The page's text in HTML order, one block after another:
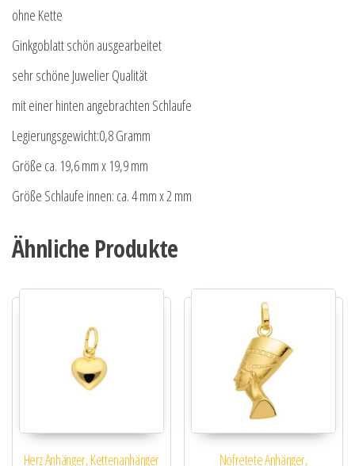
ohne Kette
Ginkgoblatt schön ausgearbeitet
sehr schöne Juwelier Qualität
mit einer hinten angebrachten Schlaufe
Legierungsgewicht:0,8 Gramm
Größe ca. 19,6 mm x 19,9 mm
Größe Schlaufe innen: ca. 4 mm x 2 mm
Ähnliche Produkte
Herz Anhänger, Kettenanhänger Nofretete Anhänger,